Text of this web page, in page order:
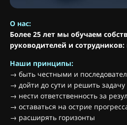
О нас:
Более 25 лет мы обучаем
руководителей и сотрудников:
Наши принципы:
→ быть честными и
→ дойти до сути и решить задачу
→ нести ответственность за
→ оставаться на острие
→ расширять горизонты